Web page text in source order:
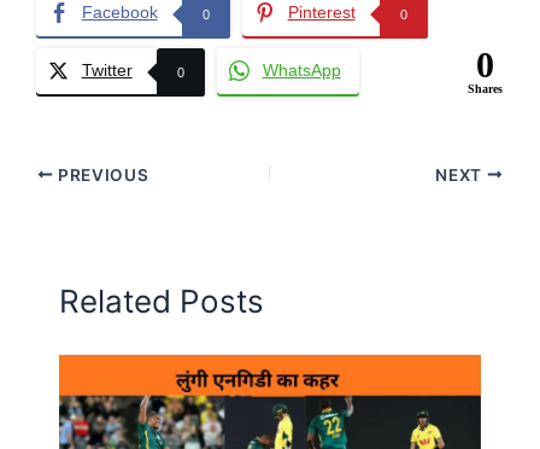
Facebook 0 Pinterest 0
Twitter 0 WhatsApp 0
Shares
PREVIOUS NEXT
Related Posts